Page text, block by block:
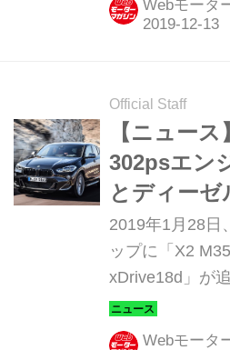
た。
Webモータ
Official Staff
【ニュー
302psエン
とディー
加
2019年1月28日
ップに「X2
xDrive18d」が
ルは全国の正規
始されている。
Webモータ